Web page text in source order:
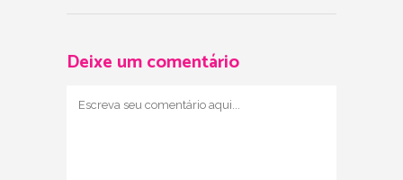
Deixe um comentário